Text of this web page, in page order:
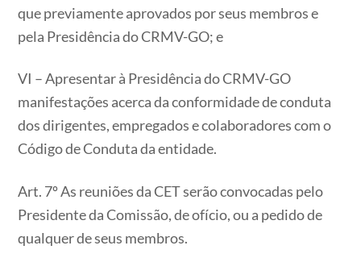
que previamente aprovados por seus membros e
pela Presidência do CRMV-GO; e
VI – Apresentar à Presidência do CRMV-GO
manifestações acerca da conformidade de conduta
dos dirigentes, empregados e colaboradores com o
Código de Conduta da entidade.
Art. 7º As reuniões da CET serão convocadas pelo
Presidente da Comissão, de ofício, ou a pedido de
qualquer de seus membros.